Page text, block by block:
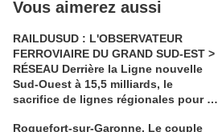
Vous aimerez aussi
RAILDUSUD : L'OBSERVATEUR
FERROVIAIRE DU GRAND SUD-EST >
RÉSEAU Derrière la Ligne nouvelle
Sud-Ouest à 15,5 milliards, le
sacrifice de lignes régionales pour 50
Roquefort-sur-Garonne. Le couple